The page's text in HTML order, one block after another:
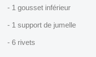
- 1 gousset inférieur
- 1 support de jumelle
- 6 rivets